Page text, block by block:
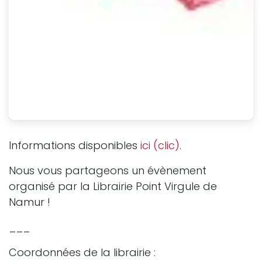
Informations disponibles ici (clic).
Nous vous partageons un évènement
organisé par la Librairie Point Virgule de
Namur !
Coordonnées de la librairie :